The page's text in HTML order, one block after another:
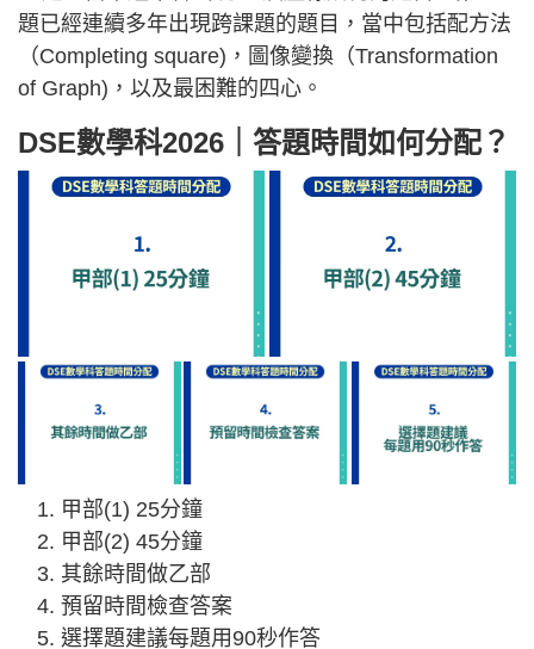
題已經連續多年出現跨課題的題目，當中包括配方法
（Completing square)，圖像變換（Transformation
of Graph)，以及最困難的四心。
DSE數學科2026｜答題時間如何分配？
甲部(1) 25分鐘
甲部(2) 45分鐘
其餘時間做乙部
預留時間檢查答案
選擇題建議每題用90秒作答